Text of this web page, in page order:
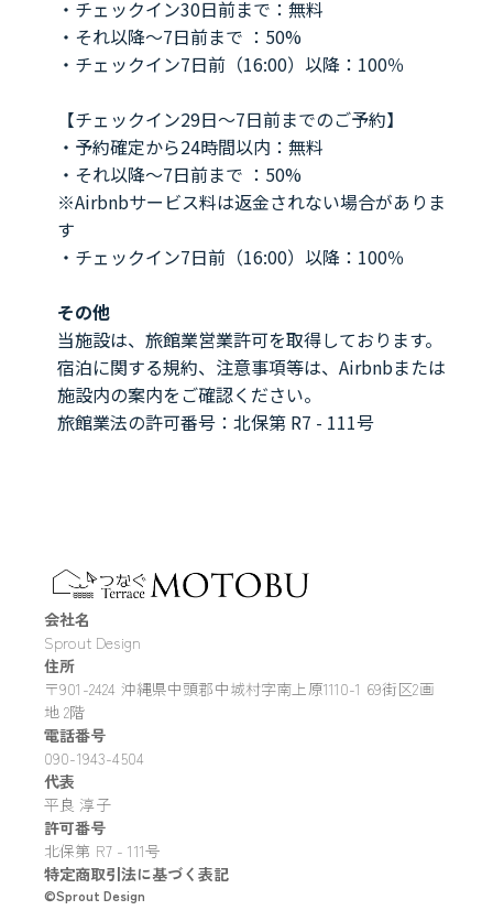
・チェックイン30日前まで：無料
・それ以降～7日前まで ：50%
・チェックイン7日前（16:00）以降：100％
【チェックイン29日～7日前までのご予約】
・予約確定から24時間以内：無料
・それ以降～7日前まで ：50%
※Airbnbサービス料は返金されない場合がありま
す
・チェックイン7日前（16:00）以降：100％
その他
当施設は、旅館業営業許可を取得しております。
宿泊に関する規約、注意事項等は、Airbnbまたは
施設内の案内をご確認ください。
旅館業法の許可番号：北保第 R7 - 111号
会社名
Sprout Design
住所
〒901-2424 沖縄県中頭郡中城村字南上原1110-1 69街区2画
地 2階
電話番号
090-1943-4504
代表
平良 淳子
許可番号
北保第 R7 - 111号
特定商取引法に基づく表記
©Sprout Design